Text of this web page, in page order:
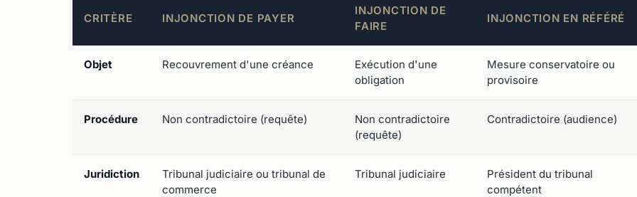
CRITÈRE INJONCTION DE PAYER
INJONCTION DE
FAIRE
INJONCTION EN RÉFÉRÉ
Objet Recouvrement d'une créance
Exécution d'une
obligation
Mesure conservatoire ou
provisoire
Procédure Non contradictoire (requête)
Non contradictoire
(requête)
Contradictoire (audience)
Juridiction
Tribunal judiciaire ou tribunal de
commerce
Tribunal judiciaire
Président du tribunal
compétent